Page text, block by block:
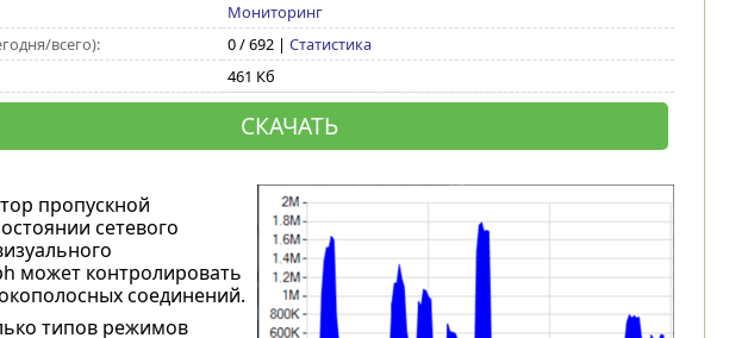
Мониторинг
всего):
0 / 692 | Статистика
461 Кб
СКАЧАТЬ
пропускной
сетевого
может контролировать
соединений.
типов режимов